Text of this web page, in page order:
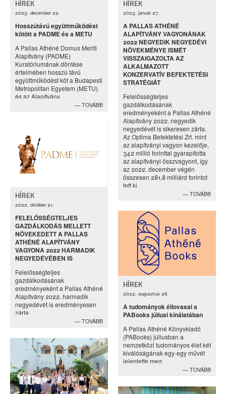
HÍREK
2023. december 22.
Hosszútávú együttműködést
kötött a PADME és a METU
A Pallas Athéné Domus Meriti
Alapítvány (PADME)
Kuratóriumának döntése
értelmében hosszú távú
együttműködést köt a Budapesti
Metropolitan Egyetem (METU)
és az Alapítvány.
TOVÁBB
HÍREK
2022. október 21.
FELELŐSSÉGTELJES
GAZDÁLKODÁS MELLETT
NÖVEKEDETT A PALLAS
ATHÉNÉ ALAPÍTVÁNY
VAGYONA 2022 HARMADIK
NEGYEDÉVÉBEN IS
Felelősségteljes
gazdálkodásának
eredményeként a Pallas Athéné
Alapítvány 2022. harmadik
negyedévét is eredményesen
zárta.
TOVÁBB
HÍREK
2023. január 27.
A PALLAS ATHÉNÉ
ALAPÍTVÁNY VAGYONÁNAK
2022 NEGYEDIK NEGYEDÉVI
NÖVEKMÉNYE ISMÉT
VISSZAIGAZOLTA AZ
ALKALMAZOTT
KONZERVATÍV BEFEKTETÉSI
STRATÉGIÁT
Felelősségteljes
gazdálkodásának
eredményeként a Pallas Athéné
Alapítvány 2022. negyedik
negyedévét is sikeresen zárta.
Az Optima Befektetési Zrt. mint
az alapítványi vagyon kezelője,
342 millió forinttal gyarapította
az alapítványi összvagyont, így
az 2022. december végén
összesen 281,8 milliárd forintot
tett ki.
TOVÁBB
HÍREK
2022. augusztus 26.
A tudományok éllovasai a
PABooks júliusi kínálatában
A Pallas Athéné Könyvkiadó
(PABooks) júliusban a
nemzetközi tudományos élet két
kiválóságának egy-egy művét
jelentette meg.
TOVÁBB